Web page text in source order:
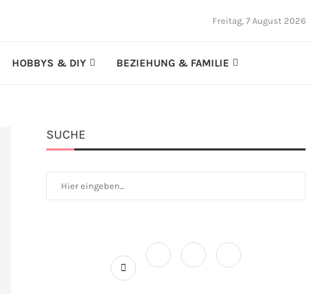
Freitag, 7 August 2026
HOBBYS & DIY BEZIEHUNG & FAMILIE
SUCHE